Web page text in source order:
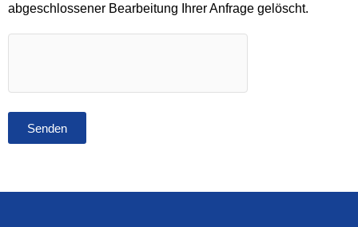
abgeschlossener Bearbeitung Ihrer Anfrage gelöscht.
Senden